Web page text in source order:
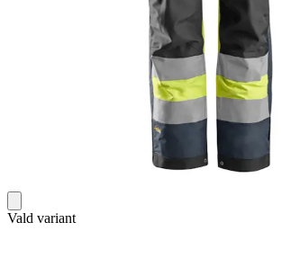
Vald variant